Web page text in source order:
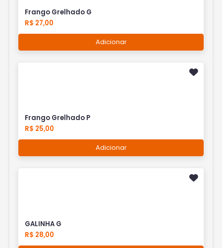
Frango Grelhado G
R$ 27,00
Adicionar
Frango Grelhado P
R$ 25,00
Adicionar
GALINHA G
R$ 28,00